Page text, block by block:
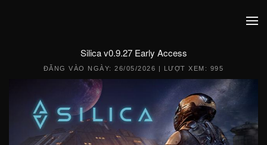
Silica v0.9.27 Early Access
ĐĂNG VÀO NGÀY:26/05/2026 | LƯỢT XEM: 995